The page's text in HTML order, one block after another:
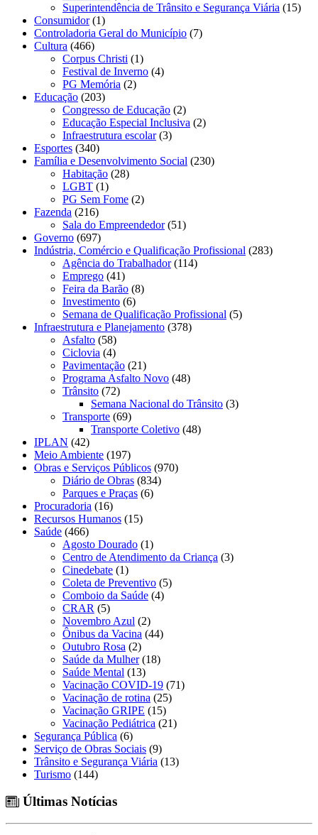
Superintendência de Trânsito e Segurança Viária (15)
Consumidor(1)
Controladoria Geral do Município (7)
Cultura (466)
Corpus Christi (1)
Festival de Inverno (4)
PG Memória (2)
Educação (203)
Congresso de Educação (2)
Educação Especial Inclusiva (2)
Infraestrutura escolar(3)
Esportes (340)
Família e Desenvolvimento Social (230)
Habitação (28)
LGBT (1)
PG Sem Fome (2)
Fazenda (216)
Sala do Empreendedor(51)
Governo (697)
Indústria, Comércio e Qualificação Profissional (283)
Agência do Trabalhador(114)
Emprego (41)
Feira da Barão (8)
Investimento (6)
Semana de Qualificação Profissional (5)
Infraestrutura e Planejamento (378)
Asfalto (58)
Ciclovia (4)
Pavimentação (21)
Programa Asfalto Novo (48)
Trânsito (72)
Semana Nacional do Trânsito (3)
Transporte (69)
Transporte Coletivo (48)
IPLAN (42)
Meio Ambiente (197)
Obras e Serviços Públicos (970)
Diário de Obras (834)
Parques e Praças (6)
Procuradoria (16)
Recursos Humanos (15)
Saúde (466)
Agosto Dourado (1)
Centro de Atendimento da Criança (3)
Cinedebate (1)
Coleta de Preventivo (5)
Comboio da Saúde (4)
CRAR (5)
Novembro Azul (2)
Ônibus da Vacina (44)
Outubro Rosa (2)
Saúde da Mulher(18)
Saúde Mental (13)
Vacinação COVID-19 (71)
Vacinação de rotina (25)
Vacinação GRIPE (15)
Vacinação Pediátrica (21)
Segurança Pública (6)
Serviço de Obras Sociais (9)
Trânsito e Segurança Viária (13)
Turismo (144)
Últimas Notícias